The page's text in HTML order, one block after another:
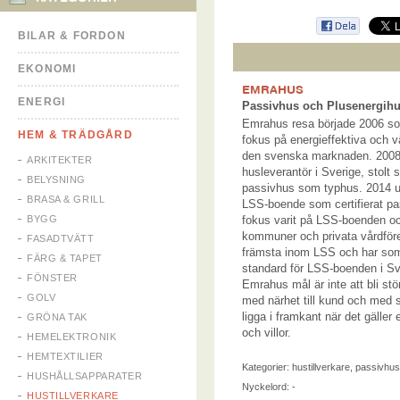
BILAR & FORDON
EKONOMI
ENERGI
HEM & TRÄDGÅRD
ARKITEKTER
BELYSNING
BRASA & GRILL
BYGG
FASADTVÄTT
FÄRG & TAPET
FÖNSTER
GOLV
GRÖNA TAK
HEMELEKTRONIK
HEMTEXTILIER
HUSHÅLLSAPPARATER
HUSTILLVERKARE
EMRAHUS
Passivhus och
Emrahus resa började 2006
fokus på energieffektiva och
den svenska marknaden.
husleverantör i Sverige, stolt
passivhus som typhus. 2014
LSS-boende som certifierat
fokus varit på LSS-boenden
kommuner och privata
främsta inom LSS och har
standard för LSS-boenden i
Emrahus mål är inte att bli
med närhet till kund och med
ligga i framkant när det gäller
och villor.
Kategorier: hustillverkare passivhus
Nyckelord: -